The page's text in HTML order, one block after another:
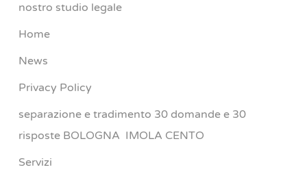
nostro studio legale
Home
News
Privacy Policy
separazione e tradimento 30 domande e 30
risposte BOLOGNA IMOLA CENTO
Servizi